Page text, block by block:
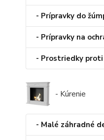
- Prípravky do
- Prípravky na
- Prostriedky proti
- Kúrenie
- Malé záhradné